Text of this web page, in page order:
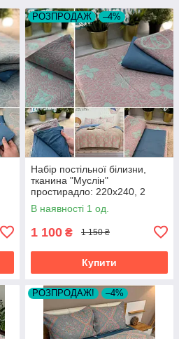
РОЗПРОДАЖ –4%
Набір постільної білизни,
тканина "Муслін"
простирадло: 220х240, 2
наволочки 50х70, підковдра
200х230
В наявності 1 од.
1 100 ₴ 1 150 ₴
Купити
РОЗПРОДАЖ! –4%